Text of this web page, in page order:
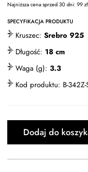
Najniższa cena sprzed 30 dni:99zł
SPECYFIKACJA PRODUKTU
Kruszec: Srebro 925
Długość: 18 cm
Waga (g): 3.3
Kod produktu: B-342Z-
Dodaj do